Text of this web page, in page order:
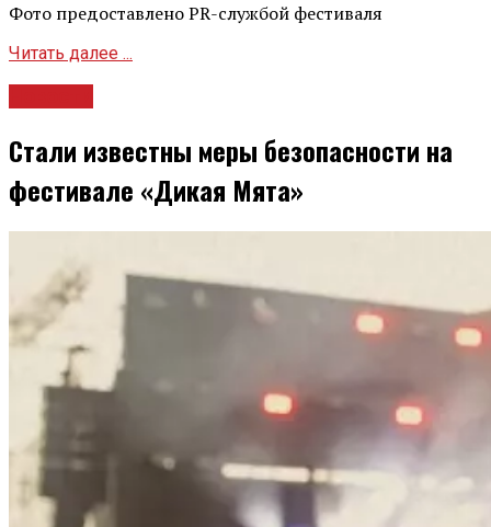
Фото предоставлено PR-службой фестиваля
Читать далее ...
Стали известны меры безопасности на
фестивале «Дикая Мята»